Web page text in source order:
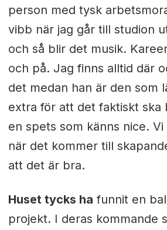
person med tysk
vibb när jag går till studion
och så blir det musik.
och på. Jag finns alltid där
det medan han är den som
extra för att det faktiskt ska
en spets som känns nice. Vi
när det kommer till
att det är bra.
Huset tycks ha funnit en
projekt. I deras kommande